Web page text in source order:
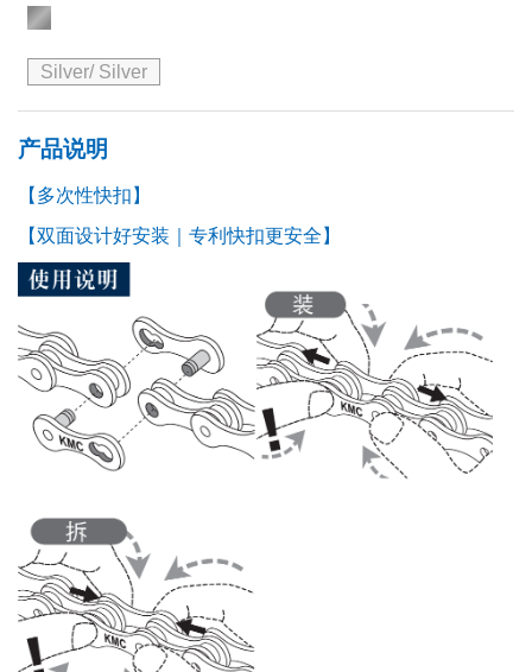
Silver/ Silver
产品说明
【多次性快扣】
【双面设计好安装｜专利快扣更安全】